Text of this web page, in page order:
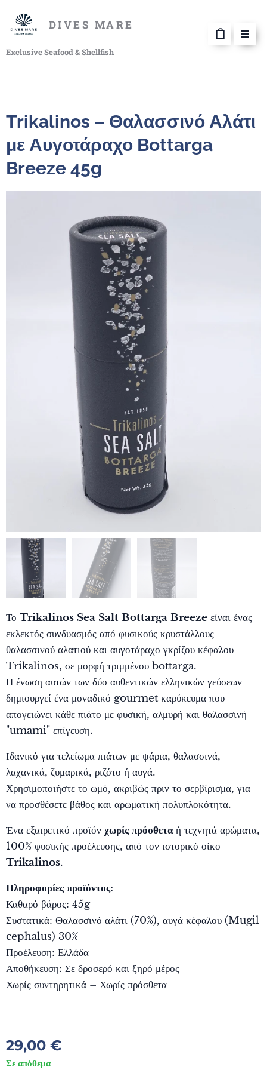
DIVES MARE
Exclusive Seafood & Shellfish
Trikalinos – Θαλασσινό Αλάτι
με Αυγοτάραχο Bottarga
Breeze 45g
Το Trikalinos Sea Salt Bottarga Breeze είναι ένας
εκλεκτός συνδυασμός από φυσικούς κρυστάλλους
θαλασσινού αλατιού και αυγοτάραχο γκρίζου κέφαλου
Trikalinos, σε μορφή τριμμένου bottarga.
Η ένωση αυτών των δύο αυθεντικών ελληνικών γεύσεων
δημιουργεί ένα μοναδικό gourmet καρύκευμα που
απογειώνει κάθε πιάτο με φυσική, αλμυρή και θαλασσινή
"umami" επίγευση.
Ιδανικό για τελείωμα πιάτων με ψάρια, θαλασσινά,
λαχανικά, ζυμαρικά, ριζότο ή αυγά.
Χρησιμοποιήστε το ωμό, ακριβώς πριν το σερβίρισμα, για
να προσθέσετε βάθος και αρωματική πολυπλοκότητα.
Ένα εξαιρετικό προϊόν χωρίς πρόσθεταή τεχνητά αρώματα,
100% φυσικής προέλευσης, από τον ιστορικό οίκο
Trikalinos.
Πληροφορίες προϊόντος:
Καθαρό βάρος: 45g
Συστατικά: Θαλασσινό αλάτι (70%), αυγά κέφαλου (Mugil
cephalus) 30%
Προέλευση: Ελλάδα
Αποθήκευση: Σε δροσερό και ξηρό μέρος
Χωρίς συντηρητικά – Χωρίς πρόσθετα
29,00 €
Σε απόθεμα